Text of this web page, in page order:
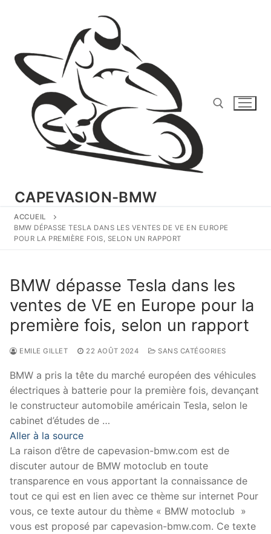
CAPEVASION-BMW
ACCUEIL
BMW DÉPASSE TESLA DANS LES VENTES DE VE EN EUROPE
POUR LA PREMIÈRE FOIS, SELON UN RAPPORT
BMW dépasse Tesla dans les
ventes de VE en Europe pour la
première fois, selon un rapport
EMILE GILLET 22 AOÛT 2024 SANS CATÉGORIES
BMW a pris la tête du marché européen des véhicules
électriques à batterie pour la première fois, devançant
le constructeur automobile américain Tesla, selon le
cabinet d’études de …
Aller à la source
La raison d’être de capevasion-bmw.com est de
discuter autour de BMW motoclub en toute
transparence en vous apportant la connaissance de
tout ce qui est en lien avec ce thème sur internet Pour
vous, ce texte autour du thème « BMW motoclub »
vous est proposé par capevasion-bmw.com. Ce texte